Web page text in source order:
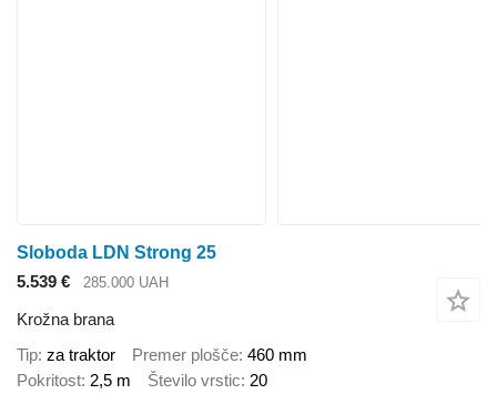
Sloboda LDN Strong 25
5.539 €
285.000 UAH
Krožna brana
Tip za traktor Premer plošče 460 mm
Pokritost 2,5 m Število vrstic 20